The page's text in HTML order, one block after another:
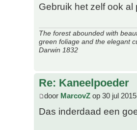
Gebruik het zelf ook
The forest abounded with
green foliage and the elegant
Darwin 1832
Re: Kaneelpoeder
door MarcovZ op 30 jul
Das inderdaad een